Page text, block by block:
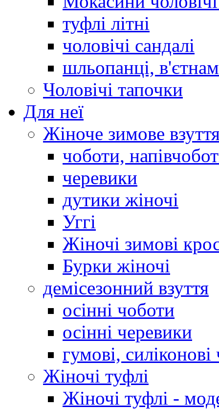
туфлі літні
чоловічі сандалі
шльопанці,
Чоловічі тапочки
Для неї
Жіноче зимове
чоботи,
черевики
дутики жіночі
Уггі
Жіночі зимові
Бурки жіночі
демісезонний взуття
осінні чоботи
осінні черевики
гумові,
Жіночі туфлі
Жіночі туфлі -